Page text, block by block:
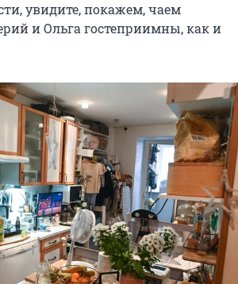
увидите, покажем, чаем
и Ольга гостеприимны, как и